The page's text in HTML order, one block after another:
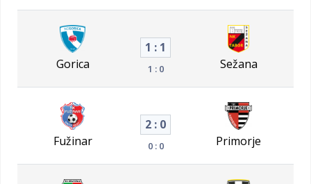
Gorica
1 : 1
1 : 0 Sežana
Fužinar
2 : 0
0 : 0 Primorje